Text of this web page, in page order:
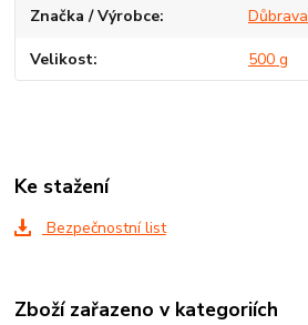
Značka / Výrobce Důbrava
Velikost 500 g
Ke stažení
Bezpečnostní list
Zboží zařazeno v kategoriích